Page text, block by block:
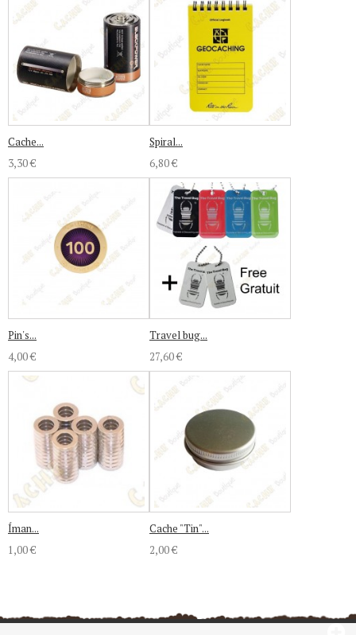
Cache...
3,30 €
Spiral...
6,80 €
Pin's...
4,00 €
Travel bug...
27,60 €
Íman...
1,00 €
Cache "Tin"...
2,00 €